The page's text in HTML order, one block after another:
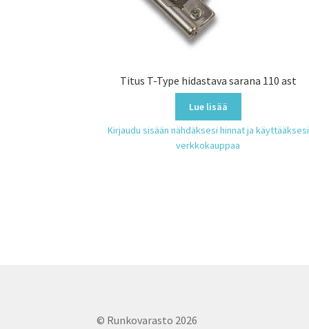
Titus T-Type hidastava sarana 110 ast
Lue lisää
Kirjaudu sisään nähdäksesi hinnat ja käyttääksesi
verkkokauppaa
© Runkovarasto 2026